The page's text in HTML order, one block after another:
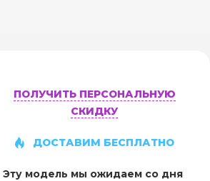
ПОЛУЧИТЬ ПЕРСОНАЛЬНУЮ
СКИДКУ
ДОСТАВИМ БЕСПЛАТНО
Эту модель мы ожидаем со дня